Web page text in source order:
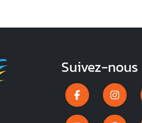
Suivez-nous